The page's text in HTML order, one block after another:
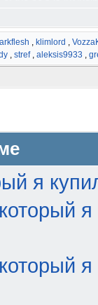
, klimlord ,
, stref, aleksis9933 ,
я
я
я